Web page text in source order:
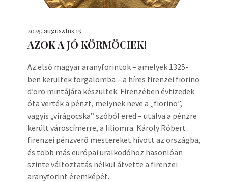
2025. augusztus 15.
AZOK A JÓ KÖRMÖCIEK!
Az első magyar aranyforintok – amelyek 1325-
ben kerültek forgalomba – a híres firenzei fiorino
d’oro mintájára készültek. Firenzében évtizedek
óta verték a pénzt, melynek neve a „fiorino”,
vagyis „virágocska” szóból ered – utalva a pénzre
került városcímerre, a liliomra. Károly Róbert
firenzei pénzverő mestereket hívott az országba,
és több más európai uralkodóhoz hasonlóan
szinte változtatás nélkül átvette a firenzei
aranyforint éremképét.